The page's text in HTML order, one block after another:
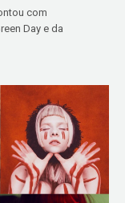
com
Day e da